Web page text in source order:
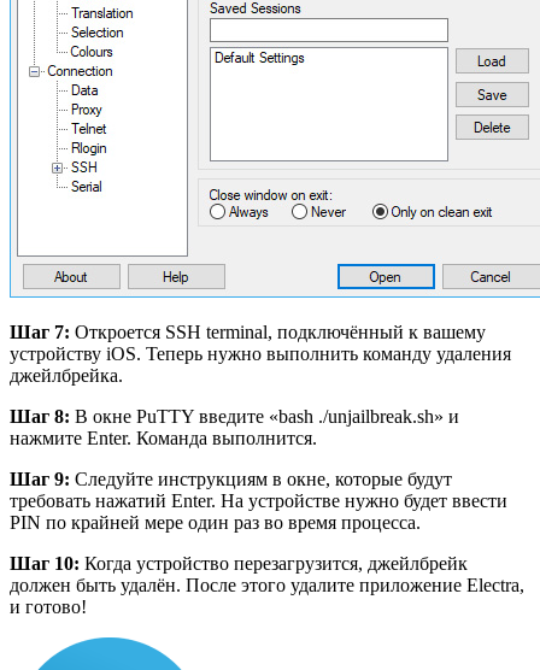
Шаг 7: Откроется SSH terminal, подключённый к вашему
устройству iOS. Теперь нужно выполнить команду удаления
джейлбрейка.
Шаг 8: В окне PuTTY введите «bash ./unjailbreak.sh» и
нажмите Enter. Команда выполнится.
Шаг 9: Следуйте инструкциям в окне, которые будут
требовать нажатий Enter. На устройстве нужно будет ввести
PIN по крайней мере один раз во время процесса.
Шаг 10: Когда устройство перезагрузится, джейлбрейк
должен быть удалён. После этого удалите приложение Electra,
и готово!